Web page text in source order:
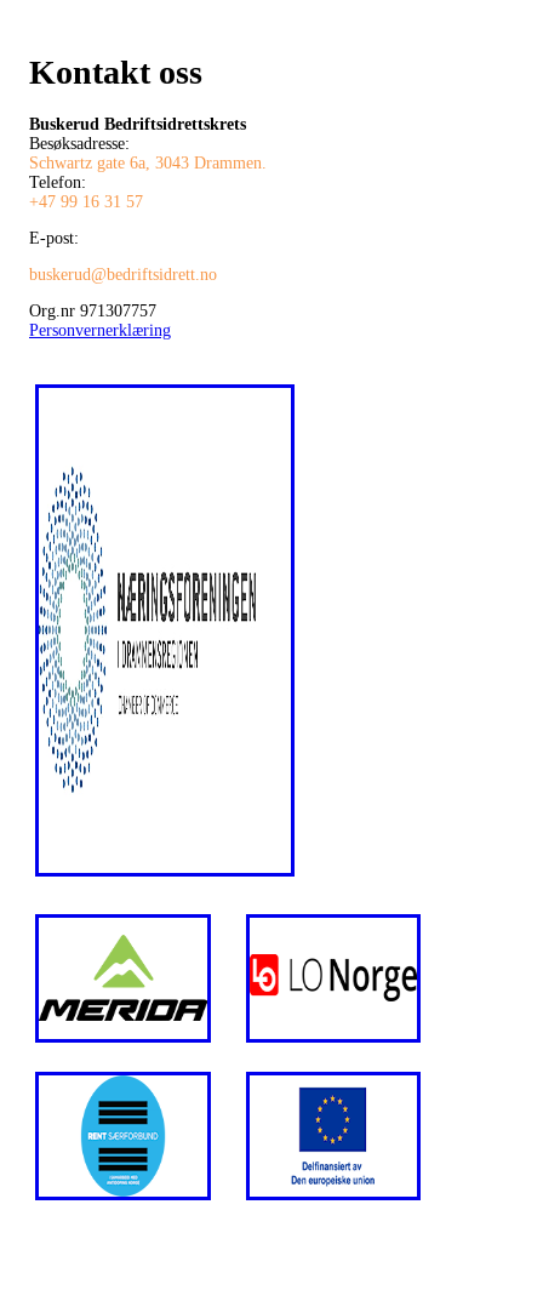
Kontakt oss
Buskerud Bedriftsidrettskrets
Besøksadresse:
Schwartz gate 6a, 3043 Drammen.
Telefon:
+47 99 16 31 57
E-post:
buskerud@bedriftsidrett.no
Org.nr 971307757
Personvernerklæring